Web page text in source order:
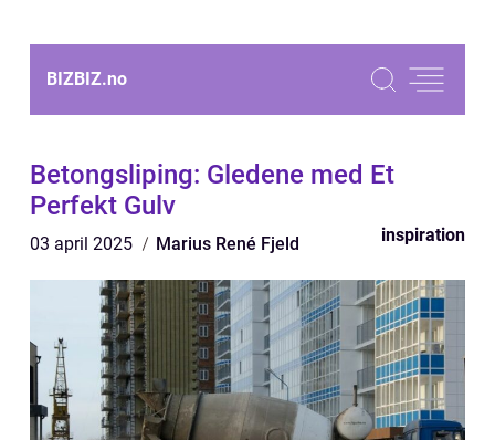
BIZBIZ.no
Betongsliping: Gledene med Et
Perfekt Gulv
03 april 2025 Marius René Fjeld inspiration